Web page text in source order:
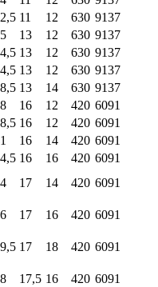
11 12 630 9137
13 12 630 9137
13 12 630 9137
13 12 630 9137
13 14 630 9137
16 12 420 6091
16 12 420 6091
16 14 420 6091
16 16 420 6091
17 14 420 6091
17 16 420 6091
17 18 420 6091
17,5 16 420 6091